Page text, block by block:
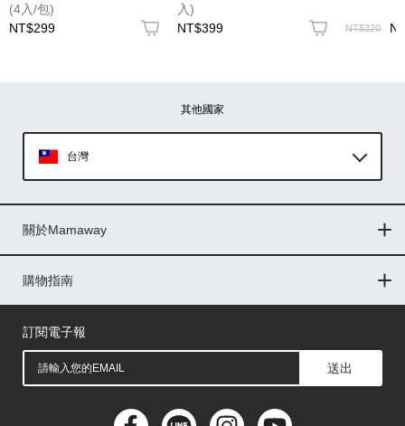
(4入/包)
NT$299
入)
NT$399
NT$320
其他國家
台灣
印尼
馬來西亞
關於Mamaway
門市據點
最新消息
品牌故事
人力招募
媒體花絮
隱私權聲明
CSR企業社會責任
購物指南
購物常見問題
退換貨問題
儲值金使用條款
購買儲值金
發票問題
會員權益
線上留言
吸乳器-免費體驗
訂閱電子報
送出